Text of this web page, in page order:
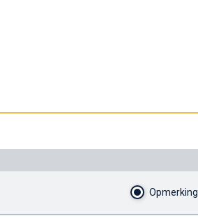
Opmerking